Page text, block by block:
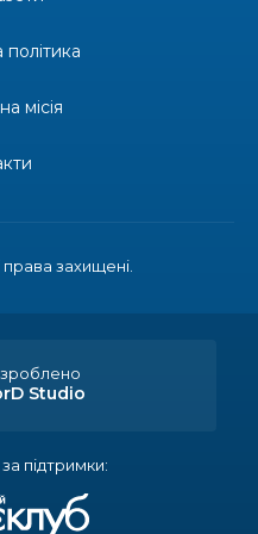
фіналі Кубка України з
волейбол…
захищені.
місія
Studio
підтримки: